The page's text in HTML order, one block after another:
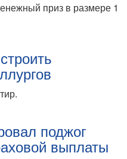
приз в размере 1
поджог
выплаты